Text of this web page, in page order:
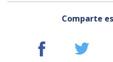
Comparte